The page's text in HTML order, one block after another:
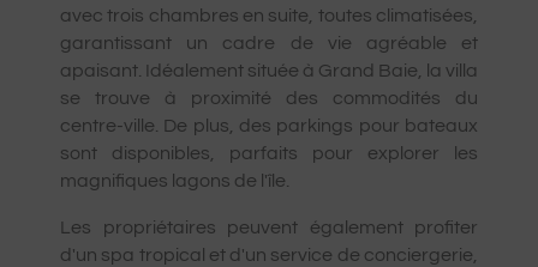
avec trois chambres en suite, toutes climatisées,
garantissant un cadre de vie agréable et
apaisant. Idéalement située à Grand Baie, la villa
se trouve à proximité des commodités du
centre-ville. De plus, des parkings pour bateaux
sont disponibles, parfaits pour explorer les
magnifiques lagons de l'île.
Les propriétaires peuvent également profiter
d'un spa tropical et d'un service de conciergerie,